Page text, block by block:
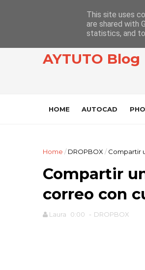
AYTUTO Blog
HOME AUTOCAD
Home / DROPBOX / Compartir
Compartir
correo con
Laura 0:00 - DROPBOX
This site uses
are shared with
statistics, and